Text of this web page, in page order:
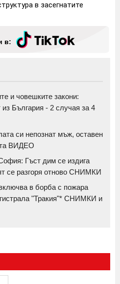
в засегнатите
в:
и човешките закони:
България - 2 случая за 4
си непознат мъж, оставен
ВИДЕО
Гъст дим се издига
се разгоря отново СНИМКИ
в борба с пожара
"Тракия"* СНИМКИ и